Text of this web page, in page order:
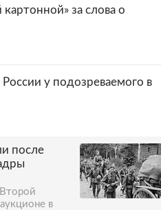
за слова о
у подозреваемого в
после
в